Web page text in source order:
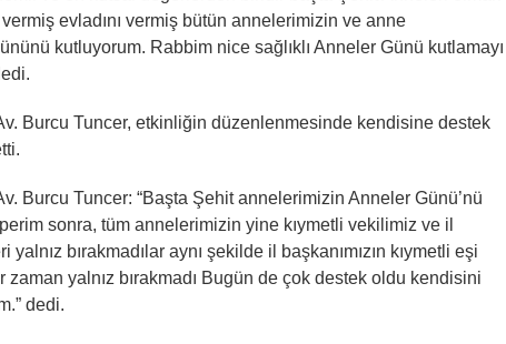
vermiş evladını vermiş bütün annelerimizin ve anne
kutluyorum. Rabbim nice sağlıklı Anneler Günü kutlamayı
Burcu Tuncer, etkinliğin düzenlenmesinde kendisine destek
Burcu Tuncer: “Başta Şehit annelerimizin Anneler Günü’nü
sonra, tüm annelerimizin yine kıymetli vekilimiz ve il
yalnız bırakmadılar aynı şekilde il başkanımızın kıymetli eşi
zaman yalnız bırakmadı Bugün de çok destek oldu kendisini
dedi.